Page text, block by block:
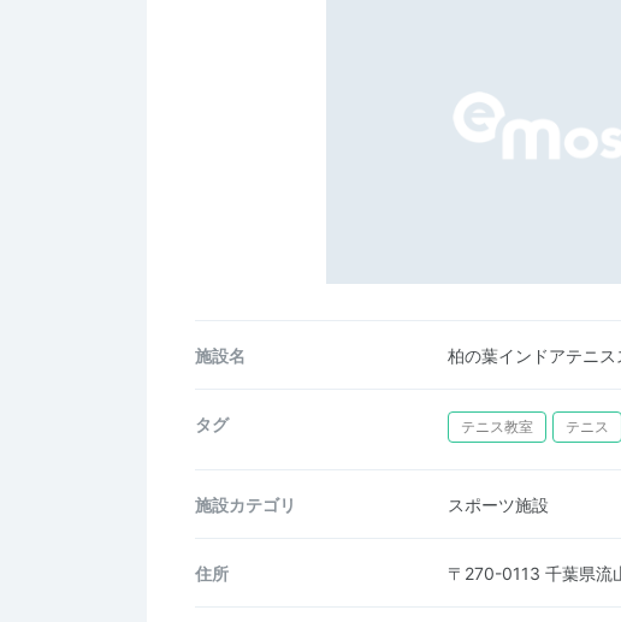
施設名 柏の葉インドアテニス
タグ テニス教室 テニス
施設カテゴリ スポーツ施設
住所 〒270-0113 千葉県流